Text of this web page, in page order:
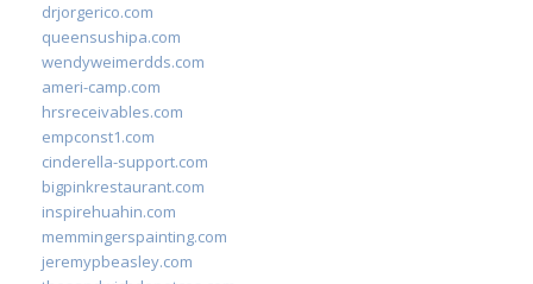
drjorgerico.com
queensushipa.com
wendyweimerdds.com
ameri-camp.com
hrsreceivables.com
empconst1.com
cinderella-support.com
bigpinkrestaurant.com
inspirehuahin.com
memmingerspainting.com
jeremypbeasley.com